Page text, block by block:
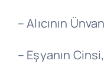
– Alıcının
– Eşyanın